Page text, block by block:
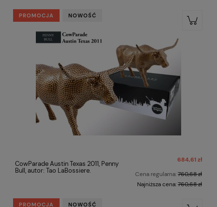
CowParade Austin Texas 2011, Penny
Bull, autor: Tao LaBossiere.
684,61 zł
Cena regularna:760,68 zł
Najniższa cena:760,68 zł
PROMOCJA NOWOŚĆ
PROMOCJA NOWOŚĆ